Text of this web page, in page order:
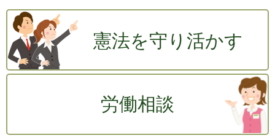
憲法を守り活かす
労働相談